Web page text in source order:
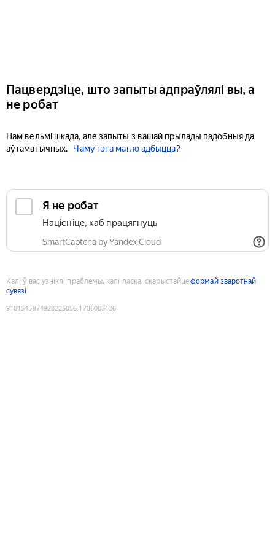
Пацвердзіце, што запыты адпраўлялі вы, а
не робат
Нам вельмі шкада, але запыты з вашай прылады падобныя да
аўтаматычных.
Чаму гэта магло адбыцца?
Я не робат
Націсніце, каб працягнуць
SmartCaptcha by Yandex Cloud
Калі ў вас узніклі праблемы, калі ласка, скарыстайцеформай зваротнай
сувязі
9181545874928225056:1786083136